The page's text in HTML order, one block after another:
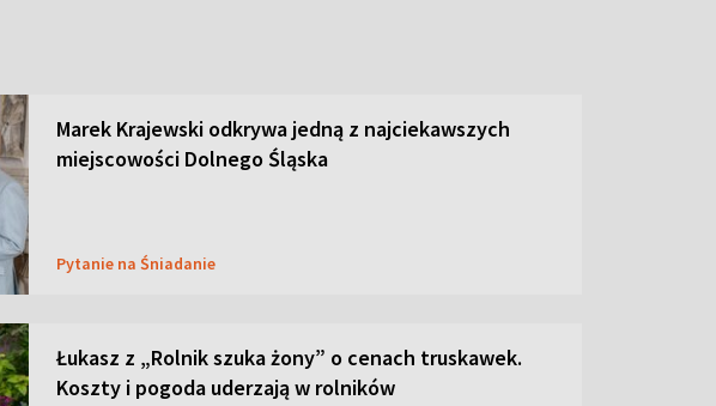
Marek Krajewski odkrywa jedną z najciekawszych
miejscowości Dolnego Śląska
Pytanie na Śniadanie
Łukasz z „Rolnik szuka żony” o cenach truskawek.
Koszty i pogoda uderzają w rolników